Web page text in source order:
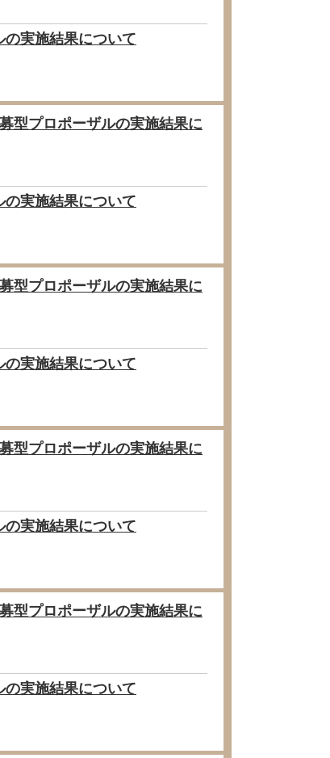
実施結果について
型プロポーザルの実施結果に
実施結果について
型プロポーザルの実施結果に
実施結果について
型プロポーザルの実施結果に
実施結果について
型プロポーザルの実施結果に
実施結果について